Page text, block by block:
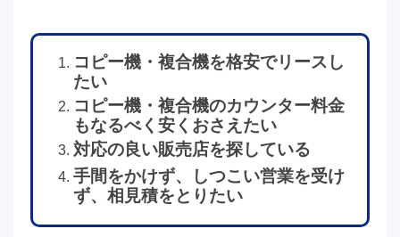
コピー機・複合機を格安でリースし
たい
コピー機・複合機のカウンター料金
もなるべく安くおさえたい
対応の良い販売店を探している
手間をかけず、しつこい営業を受け
ず、相見積をとりたい